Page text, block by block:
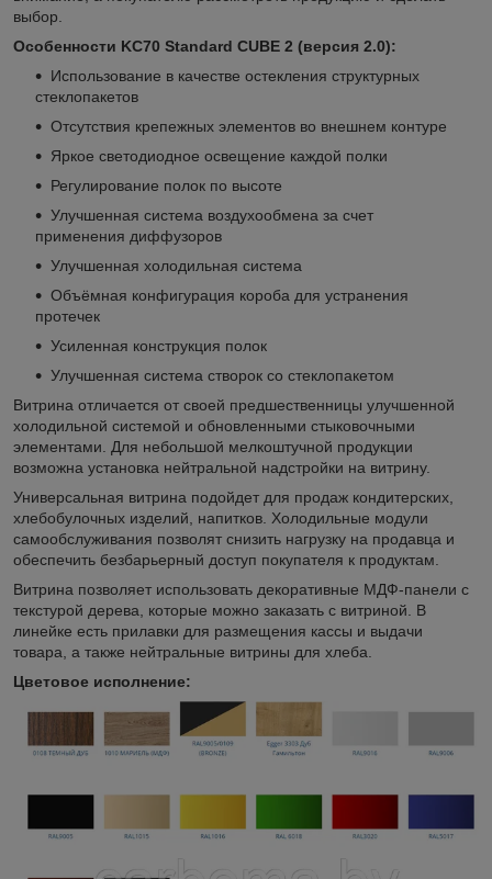
выбор.
Особенности KC70 Standard CUBE 2 (версия 2.0):
Использование в качестве остекления структурных
стеклопакетов
Отсутствия крепежных элементов во внешнем контуре
Яркое светодиодное освещение каждой полки
Регулирование полок по высоте
Улучшенная система воздухообмена за счет
применения диффузоров
Улучшенная холодильная система
Объёмная конфигурация короба для устранения
протечек
Усиленная конструкция полок
Улучшенная система створок со стеклопакетом
Витрина отличается от своей предшественницы улучшенной
холодильной системой и обновленными стыковочными
элементами. Для небольшой мелкоштучной продукции
возможна установка нейтральной надстройки на витрину.
Универсальная витрина подойдет для продаж кондитерских,
хлебобулочных изделий, напитков. Холодильные модули
самообслуживания позволят снизить нагрузку на продавца и
обеспечить безбарьерный доступ покупателя к продуктам.
Витрина позволяет использовать декоративные МДФ-панели с
текстурой дерева, которые можно заказать с витриной. В
линейке есть прилавки для размещения кассы и выдачи
товара, а также нейтральные витрины для хлеба.
Цветовое исполнение: